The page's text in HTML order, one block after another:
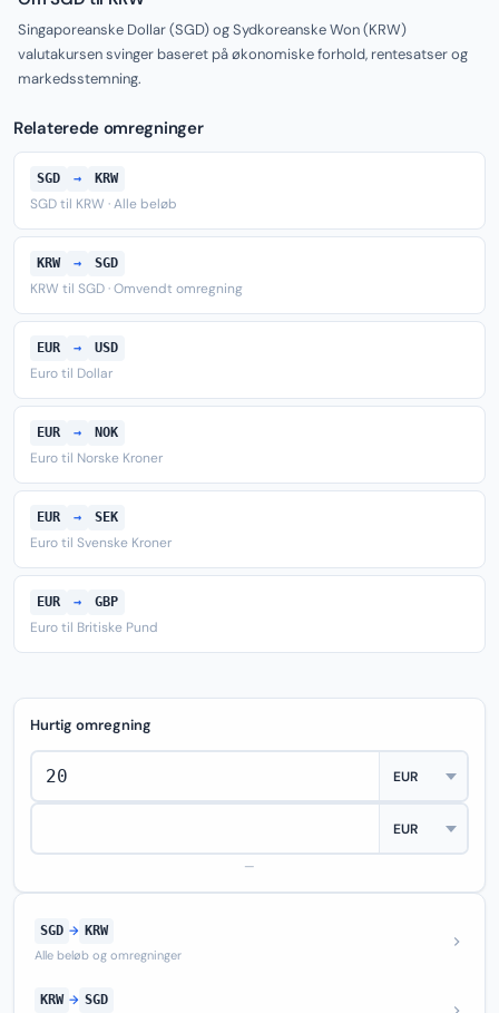
Singaporeanske Dollar (SGD) og Sydkoreanske Won (KRW)
valutakursen svinger baseret på økonomiske forhold, rentesatser og
markedsstemning.
Relaterede omregninger
SGD → KRW
SGD til KRW · Alle beløb
KRW → SGD
KRW til SGD · Omvendt omregning
EUR → USD
Euro til Dollar
EUR → NOK
Euro til Norske Kroner
EUR → SEK
Euro til Svenske Kroner
EUR → GBP
Euro til Britiske Pund
Hurtig omregning
—
SGD → KRW
Alle beløb og omregninger
KRW → SGD